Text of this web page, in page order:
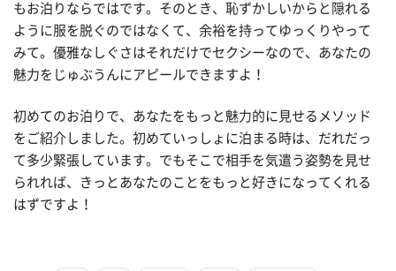
もお泊りならではです。そのとき、恥ずかしいからと隠れる
ように服を脱ぐのではなくて、余裕を持ってゆっくりやって
みて。優雅なしぐさはそれだけでセクシーなので、あなたの
魅力をじゅぶうんにアピールできますよ！
初めてのお泊りで、あなたをもっと魅力的に見せるメソッド
をご紹介しました。初めていっしょに泊まる時は、だれだっ
て多少緊張しています。でもそこで相手を気遣う姿勢を見せ
られれば、きっとあなたのことをもっと好きになってくれる
はずですよ！